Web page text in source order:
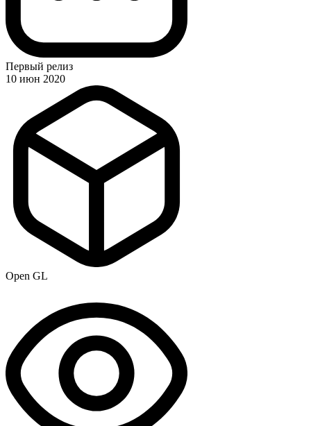
Первый релиз
10 июн 2020
Open GL